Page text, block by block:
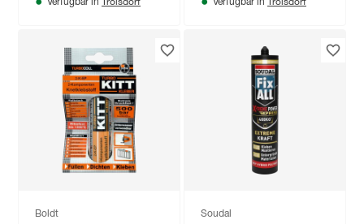
Verfügbar in
Verfügbar in
Boldt Soudal